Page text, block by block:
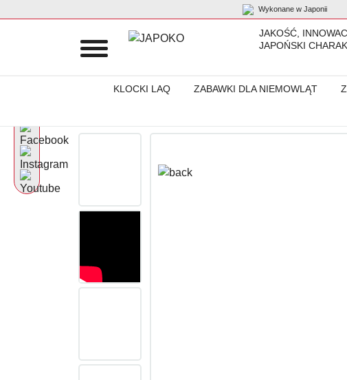
Wykonane w Japonii
JAKOŚĆ,
JAPOŃSKI
KLOCKI LAQ ZABAWKI DLA NIEMOWLĄT